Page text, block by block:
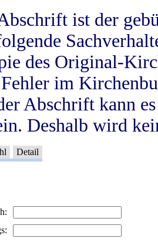
ist der
des Original-
im
Abschrift kann
Deshalb wird
Detail